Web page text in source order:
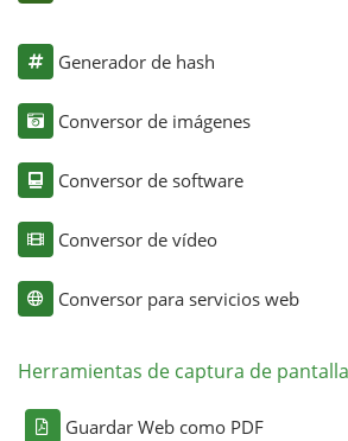
Generador de hash
Conversor de imágenes
Conversor de software
Conversor de vídeo
Conversor para servicios web
Herramientas de captura de
Guardar Web como PDF